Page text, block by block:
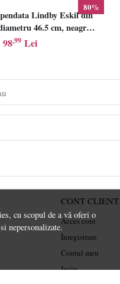
cu scopul de a vă oferi o
nepersonalizate.
80%
Lindby Eskil din
46.5 cm, neagra,
E27
98,99 Lei
CONT CLIENT
Acces cont
Înregistrare
Contul meu
Ieșire